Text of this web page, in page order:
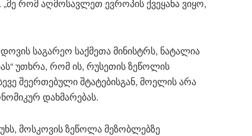
„მე რომ აღმოსავლეთ ევროპის ქვეყანა ვიყო,
საგარეო საქმეთა მინისტრს, ნატალია
უთხრა, რომ ის, რუსეთის ზეწოლის
შეერთებული შტატებისგან, მოელის არა
დახმარებას.
მოსკოვის ზეწოლა მეზობლებზე